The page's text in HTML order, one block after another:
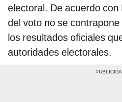
electoral. De acuerdo
del voto no se
los resultados oficiales
autoridades electorales.